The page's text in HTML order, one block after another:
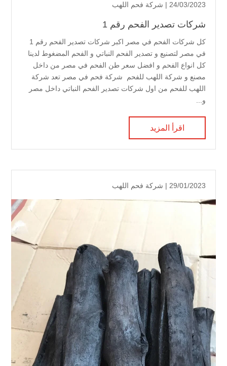
24/03/2023 | شركة فحم اللهب
شركات تصدير الفحم رقم 1
كل شركات الفحم في مصر اكبر شركات تصدير الفحم رقم 1
في مصر لتصنيع و تصدير الفحم النباتي و الفحم المضغوط لدينا
كل انواع الفحم و افضل سعر طن الفحم في مصر من داخل
مصنع و شركة اللهب للفحم شركة فحم في مصر تعد شركة
اللهب للفحم من اول شركات تصدير الفحم النباتي داخل مصر
و...
اقرأ المزيد
29/01/2023 | شركة فحم اللهب